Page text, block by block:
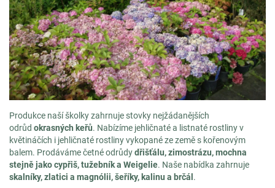
Produkce naší školky zahrnuje stovky nejžádanějších
odrůd okrasných keřů. Nabízíme jehličnaté a listnaté rostliny v
květináčích i jehličnaté rostliny vykopané ze země s kořenovým
balem. Prodáváme četné odrůdydřišťálu, zimostrázu, mochna
stejně jako cypřiš, tužebník a Weigelie. Naše nabídka zahrnuje
skalníky,zlatici a magnólii, šeříky, kalinu a brčál.